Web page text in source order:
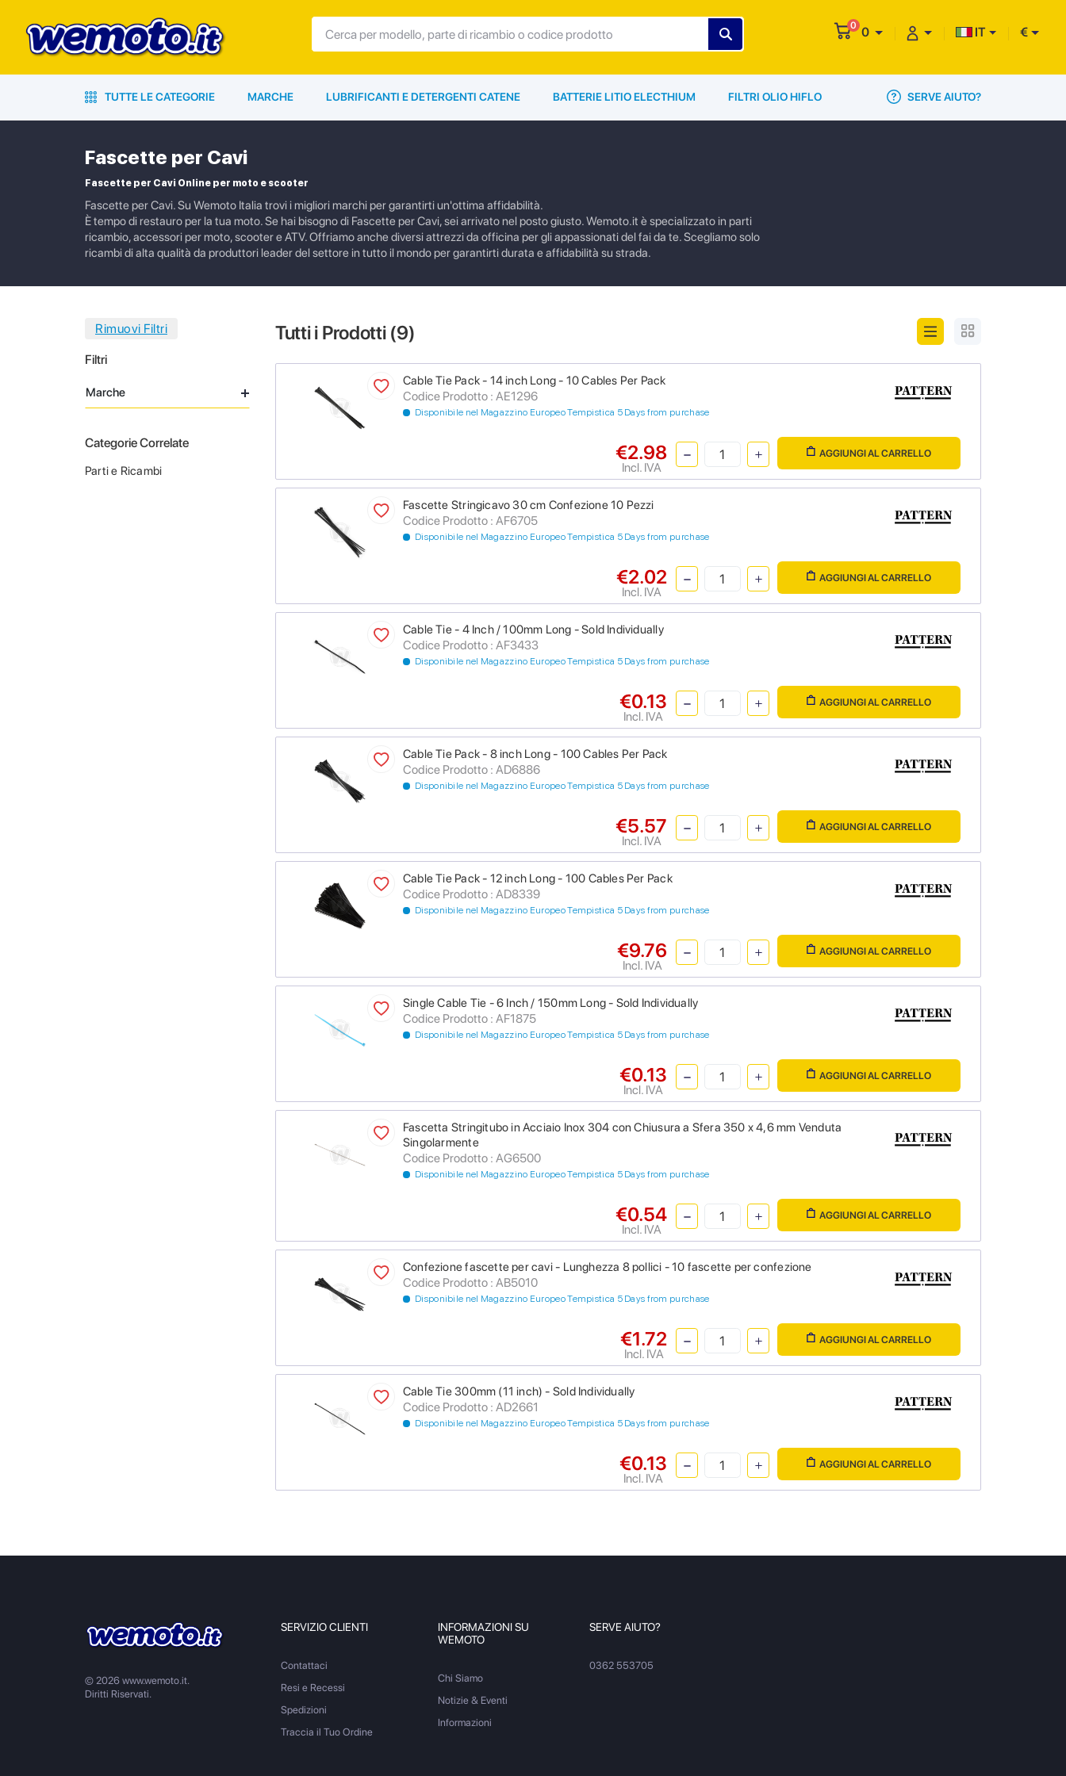
0 0 IT €
TUTTE LE CATEGORIE MARCHE LUBRIFICANTI E DETERGENTI CATENE BATTERIE LITIO ELECTHIUM FILTRI OLIO HIFLO SERVE AIUTO?
Fascette per Cavi
Fascette per Cavi Online per moto e scooter
Fascette per Cavi. Su Wemoto Italia trovi i migliori marchi per garantirti un'ottima affidabilità.
È tempo di restauro per la tua moto. Se hai bisogno di Fascette per Cavi, sei arrivato nel posto giusto. Wemoto.it è specializzato in parti
ricambio, accessori per moto, scooter e ATV. Offriamo anche diversi attrezzi da officina per gli appassionati del fai da te. Scegliamo solo
ricambi di alta qualità da produttori leader del settore in tutto il mondo per garantirti durata e affidabilità su strada.
Filtri
Marche
Categorie Correlate
Parti e Ricambi
Tutti i Prodotti (9)
Cable Tie Pack - 14 inch Long - 10 Cables Per Pack
Codice Prodotto : AE1296
Disponibile nel Magazzino Europeo Tempistica 5 Days from purchase
€2.98
Incl. IVA
AGGIUNGI AL CARRELLO
Fascette Stringicavo 30 cm Confezione 10 Pezzi
Codice Prodotto : AF6705
Disponibile nel Magazzino Europeo Tempistica 5 Days from purchase
€2.02
Incl. IVA
AGGIUNGI AL CARRELLO
Cable Tie - 4 Inch / 100mm Long - Sold Individually
Codice Prodotto : AF3433
Disponibile nel Magazzino Europeo Tempistica 5 Days from purchase
€0.13
Incl. IVA
AGGIUNGI AL CARRELLO
Cable Tie Pack - 8 inch Long - 100 Cables Per Pack
Codice Prodotto : AD6886
Disponibile nel Magazzino Europeo Tempistica 5 Days from purchase
€5.57
Incl. IVA
AGGIUNGI AL CARRELLO
Cable Tie Pack - 12 inch Long - 100 Cables Per Pack
Codice Prodotto : AD8339
Disponibile nel Magazzino Europeo Tempistica 5 Days from purchase
€9.76
Incl. IVA
AGGIUNGI AL CARRELLO
Single Cable Tie - 6 Inch / 150mm Long - Sold Individually
Codice Prodotto : AF1875
Disponibile nel Magazzino Europeo Tempistica 5 Days from purchase
€0.13
Incl. IVA
AGGIUNGI AL CARRELLO
Fascetta Stringitubo in Acciaio Inox 304 con Chiusura a Sfera 350 x 4,6 mm Venduta
Singolarmente
Codice Prodotto : AG6500
Disponibile nel Magazzino Europeo Tempistica 5 Days from purchase
€0.54
Incl. IVA
AGGIUNGI AL CARRELLO
Confezione fascette per cavi - Lunghezza 8 pollici - 10 fascette per confezione
Codice Prodotto : AB5010
Disponibile nel Magazzino Europeo Tempistica 5 Days from purchase
€1.72
Incl. IVA
AGGIUNGI AL CARRELLO
Cable Tie 300mm (11 inch) - Sold Individually
Codice Prodotto : AD2661
Disponibile nel Magazzino Europeo Tempistica 5 Days from purchase
€0.13
Incl. IVA
AGGIUNGI AL CARRELLO
© 2026 www.wemoto.it.
Diritti Riservati.
SERVIZIO CLIENTI
Contattaci
Resi e Recessi
Spedizioni
Traccia il Tuo Ordine
INFORMAZIONI SU
WEMOTO
Chi Siamo
Notizie & Eventi
Informazioni
SERVE AIUTO?
0362 553705